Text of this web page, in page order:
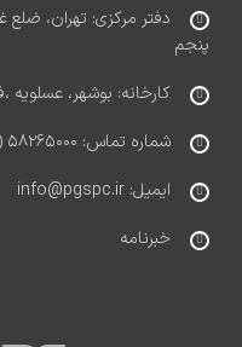
پنجم
کارخانه: بوشهر، عسلویه ،فاز ۲ منطقه ویژه اقتصادی
شماره تماس: ۵۸۲۶۵۰۰۰ (۰۲۱)
ایمیل: info@pgspc.ir
خبرنامه